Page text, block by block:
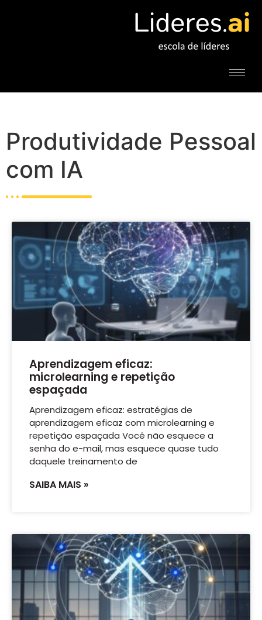
Produtividade Pessoal
com IA
Aprendizagem eficaz:
microlearning e repetição
espaçada
Aprendizagem eficaz: estratégias de
aprendizagem eficaz com microlearning e
repetição espaçada Você não esquece a
senha do e-mail, mas esquece quase tudo
daquele treinamento de
SAIBA MAIS »